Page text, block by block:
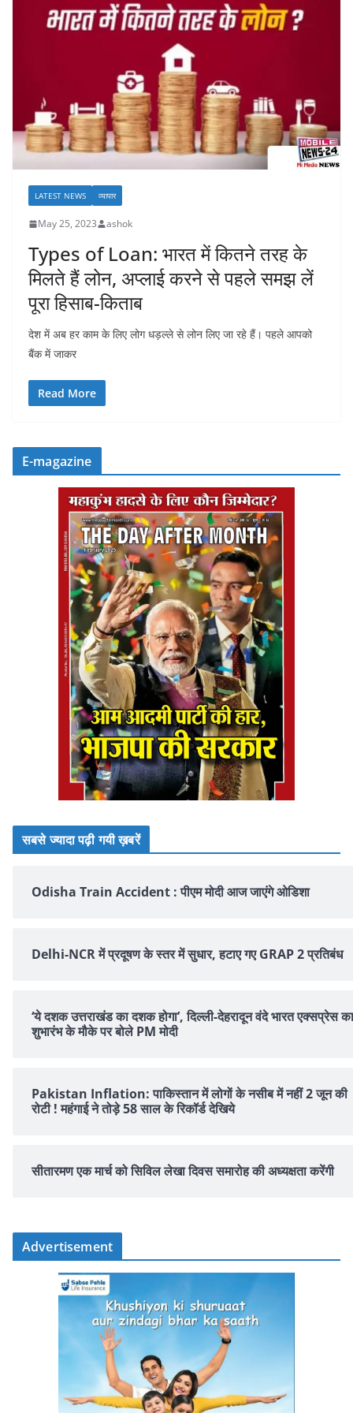
LATEST NEWS व्यापार
May 25, 2023 ashok
Types of Loan: भारत में कितने तरह के
मिलते हैं लोन, अप्लाई करने से पहले समझ लें
पूरा हिसाब-किताब
देश में अब हर काम के लिए लोग धड़ल्ले से लोन लिए जा रहे हैं। पहले आपको
बैंक में जाकर
Read More
E-magazine
सबसे ज्यादा पढ़ी गयी ख़बरें
Odisha Train Accident : पीएम मोदी आज जाएंगे ओडिशा
Delhi-NCR में प्रदूषण के स्तर में सुधार, हटाए गए GRAP 2 प्रतिबंध
‘ये दशक उत्तराखंड का दशक होगा’, दिल्ली-देहरादून वंदे भारत एक्सप्रेस का
शुभारंभ के मौके पर बोले PM मोदी
Pakistan Inflation: पाकिस्तान में लोगों के नसीब में नहीं 2 जून की
रोटी ! महंगाई ने तोड़े 58 साल के रिकॉर्ड देखिये
सीतारमण एक मार्च को सिविल लेखा दिवस समारोह की अध्यक्षता करेंगी
Advertisement